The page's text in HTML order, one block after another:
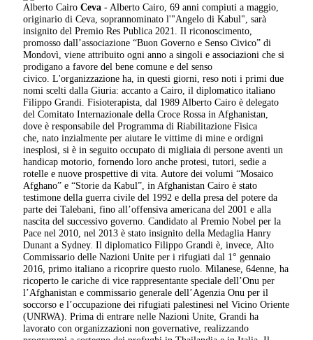
Alberto CairoCeva - Alberto Cairo, 69 anni compiuti a maggio,
originario di Ceva, soprannominato l'"Angelo di Kabul", sarà
insignito del Premio Res Publica 2021. Il riconoscimento,
promosso dall’associazione “Buon Governo e Senso Civico” di
Mondovì, viene attribuito ogni anno a singoli e associazioni che si
prodigano a favore del bene comune e del senso
civico. L'organizzazione ha, in questi giorni, reso noti i primi due
nomi scelti dalla Giuria: accanto a Cairo, il diplomatico italiano
Filippo Grandi. Fisioterapista, dal 1989 Alberto Cairo è delegato
del Comitato Internazionale della Croce Rossa in Afghanistan,
dove è responsabile del Programma di Riabilitazione Fisica
che, nato inzialmente per aiutare le vittime di mine e ordigni
inesplosi, si è in seguito occupato di migliaia di persone aventi un
handicap motorio, fornendo loro anche protesi, tutori, sedie a
rotelle e nuove prospettive di vita. Autore dei volumi “Mosaico
Afghano” e “Storie da Kabul”, in Afghanistan Cairo è stato
testimone della guerra civile del 1992 e della presa del potere da
parte dei Talebani, fino all’offensiva americana del 2001 e alla
nascita del successivo governo. Candidato al Premio Nobel per la
Pace nel 2010, nel 2013 è stato insignito della Medaglia Hanry
Dunant a Sydney. Il diplomatico Filippo Grandi è, invece, Alto
Commissario delle Nazioni Unite per i rifugiati dal 1° gennaio
2016, primo italiano a ricoprire questo ruolo. Milanese, 64enne, ha
ricoperto le cariche di vice rappresentante speciale dell’Onu per
l’Afghanistan e commissario generale dell’Agenzia Onu per il
soccorso e l’occupazione dei rifugiati palestinesi nel Vicino Oriente
(UNRWA). Prima di entrare nelle Nazioni Unite, Grandi ha
lavorato con organizzazioni non governative, realizzando